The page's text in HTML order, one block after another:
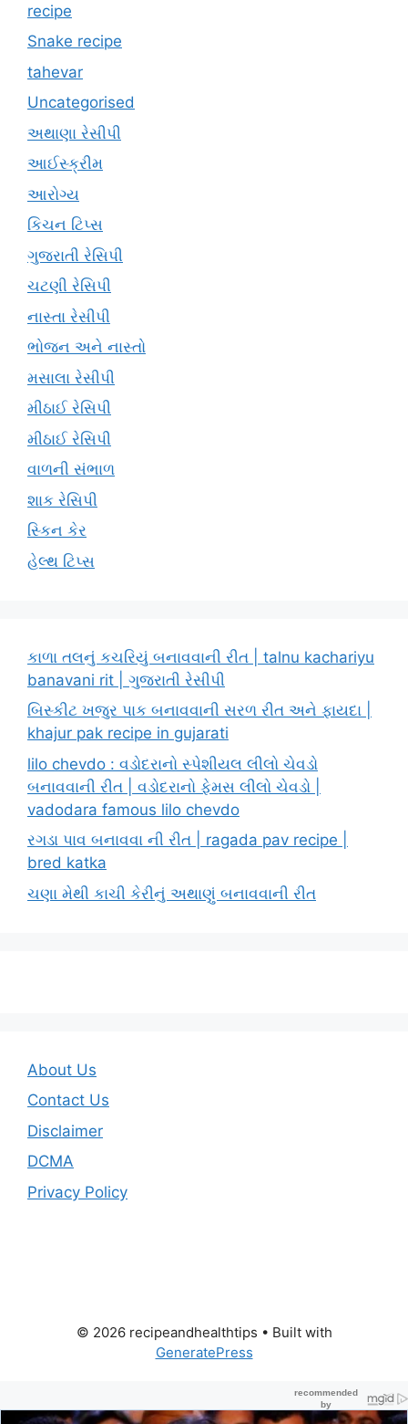
recipe
Snake recipe
tahevar
Uncategorised
અથાણા રેસીપી
આઈસ્ક્રીમ
આરોગ્ય
કિચન ટિપ્સ
ગુજરાતી રેસિપી
ચટણી રેસિપી
નાસ્તા રેસીપી
ભોજન અને નાસ્તો
મસાલા રેસીપી
મીઠાઈ રેસિપી
મીઠાઈ રેસિપી
વાળની સંભાળ
શાક રેસિપી
સ્કિન કેર
હેલ્થ ટિપ્સ
કાળા તલનું કચરિયું બનાવવાની રીત | talnu kachariyu
banavani rit | ગુજરાતી રેસીપી
બિસ્કીટ ખજુર પાક બનાવવાની સરળ રીત અને ફાયદા |
khajur pak recipe in gujarati
lilo chevdo : વડોદરાનો સ્પેશીયલ લીલો ચેવડો
બનાવવાની રીત | વડોદરાનો ફેમસ લીલો ચેવડો |
vadodara famous lilo chevdo
રગડા પાવ બનાવવા ની રીત | ragada pav recipe |
bred katka
ચણા મેથી કાચી કેરીનું અથાણું બનાવવાની રીત
About Us
Contact Us
Disclaimer
DCMA
Privacy Policy
© 2026 recipeandhealthtips • Built with
GeneratePress